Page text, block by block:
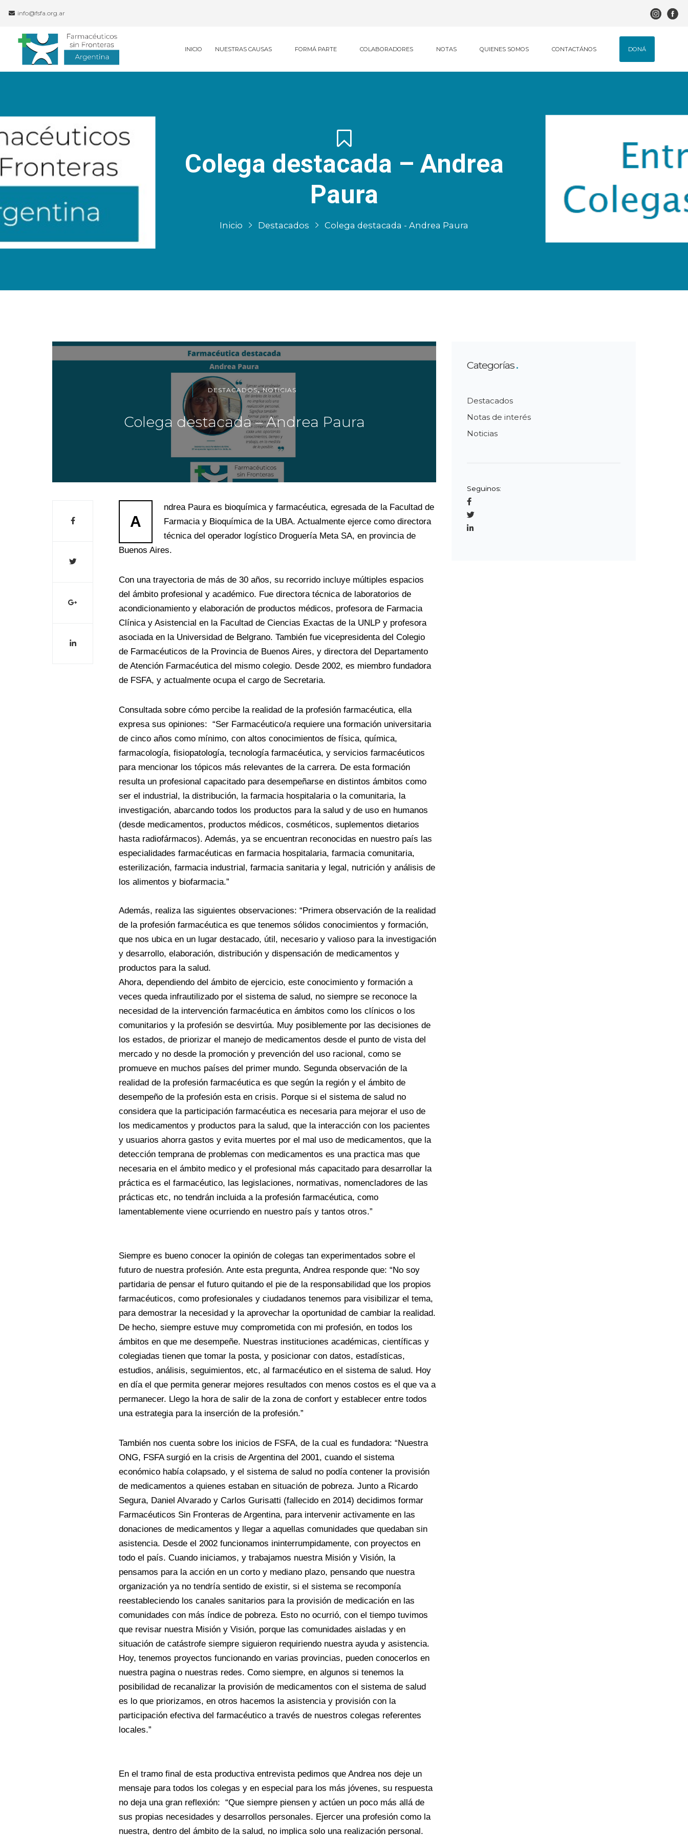
info@fsfa.org.ar
INICIO NUESTRAS CAUSAS FORMÁ PARTE COLABORADORES NOTAS QUIENES SOMOS CONTACTÁNOS DONÁ
Colega destacada – Andrea
Paura
Inicio Destacados Colega destacada - Andrea Paura
DESTACADOS,NOTICIAS
Colega destacada – Andrea Paura
A
ndrea Paura es bioquímica y farmacéutica, egresada de la Facultad de
Farmacia y Bioquímica de la UBA. Actualmente ejerce como directora
técnica del operador logístico Droguería Meta SA, en provincia de
Buenos Aires.
Con una trayectoria de más de 30 años, su recorrido incluye múltiples espacios
del ámbito profesional y académico. Fue directora técnica de laboratorios de
acondicionamiento y elaboración de productos médicos, profesora de Farmacia
Clínica y Asistencial en la Facultad de Ciencias Exactas de la UNLP y profesora
asociada en la Universidad de Belgrano. También fue vicepresidenta del Colegio
de Farmacéuticos de la Provincia de Buenos Aires, y directora del Departamento
de Atención Farmacéutica del mismo colegio. Desde 2002, es miembro fundadora
de FSFA, y actualmente ocupa el cargo de Secretaria.
Consultada sobre cómo percibe la realidad de la profesión farmacéutica, ella
expresa sus opiniones: “Ser Farmacéutico/a requiere una formación universitaria
de cinco años como mínimo, con altos conocimientos de física, química,
farmacología, fisiopatología, tecnología farmacéutica, y servicios farmacéuticos
para mencionar los tópicos más relevantes de la carrera. De esta formación
resulta un profesional capacitado para desempeñarse en distintos ámbitos como
ser el industrial, la distribución, la farmacia hospitalaria o la comunitaria, la
investigación, abarcando todos los productos para la salud y de uso en humanos
(desde medicamentos, productos médicos, cosméticos, suplementos dietarios
hasta radiofármacos). Además, ya se encuentran reconocidas en nuestro país las
especialidades farmacéuticas en farmacia hospitalaria, farmacia comunitaria,
esterilización, farmacia industrial, farmacia sanitaria y legal, nutrición y análisis de
los alimentos y biofarmacia.”
Además, realiza las siguientes observaciones: “Primera observación de la realidad
de la profesión farmacéutica es que tenemos sólidos conocimientos y formación,
que nos ubica en un lugar destacado, útil, necesario y valioso para la investigación
y desarrollo, elaboración, distribución y dispensación de medicamentos y
productos para la salud.
Ahora, dependiendo del ámbito de ejercicio, este conocimiento y formación a
veces queda infrautilizado por el sistema de salud, no siempre se reconoce la
necesidad de la intervención farmacéutica en ámbitos como los clínicos o los
comunitarios y la profesión se desvirtúa. Muy posiblemente por las decisiones de
los estados, de priorizar el manejo de medicamentos desde el punto de vista del
mercado y no desde la promoción y prevención del uso racional, como se
promueve en muchos países del primer mundo. Segunda observación de la
realidad de la profesión farmacéutica es que según la región y el ámbito de
desempeño de la profesión esta en crisis. Porque si el sistema de salud no
considera que la participación farmacéutica es necesaria para mejorar el uso de
los medicamentos y productos para la salud, que la interacción con los pacientes
y usuarios ahorra gastos y evita muertes por el mal uso de medicamentos, que la
detección temprana de problemas con medicamentos es una practica mas que
necesaria en el ámbito medico y el profesional más capacitado para desarrollar la
práctica es el farmacéutico, las legislaciones, normativas, nomencladores de las
prácticas etc, no tendrán incluida a la profesión farmacéutica, como
lamentablemente viene ocurriendo en nuestro país y tantos otros.”
Siempre es bueno conocer la opinión de colegas tan experimentados sobre el
futuro de nuestra profesión. Ante esta pregunta, Andrea responde que: “No soy
partidaria de pensar el futuro quitando el pie de la responsabilidad que los propios
farmacéuticos, como profesionales y ciudadanos tenemos para visibilizar el tema,
para demostrar la necesidad y la aprovechar la oportunidad de cambiar la realidad.
De hecho, siempre estuve muy comprometida con mi profesión, en todos los
ámbitos en que me desempeñe. Nuestras instituciones académicas, científicas y
colegiadas tienen que tomar la posta, y posicionar con datos, estadísticas,
estudios, análisis, seguimientos, etc, al farmacéutico en el sistema de salud. Hoy
en día el que permita generar mejores resultados con menos costos es el que va a
permanecer. Llego la hora de salir de la zona de confort y establecer entre todos
una estrategia para la inserción de la profesión.”
También nos cuenta sobre los inicios de FSFA, de la cual es fundadora: “Nuestra
ONG, FSFA surgió en la crisis de Argentina del 2001, cuando el sistema
económico había colapsado, y el sistema de salud no podía contener la provisión
de medicamentos a quienes estaban en situación de pobreza. Junto a Ricardo
Segura, Daniel Alvarado y Carlos Gurisatti (fallecido en 2014) decidimos formar
Farmacéuticos Sin Fronteras de Argentina, para intervenir activamente en las
donaciones de medicamentos y llegar a aquellas comunidades que quedaban sin
asistencia. Desde el 2002 funcionamos ininterrumpidamente, con proyectos en
todo el país. Cuando iniciamos, y trabajamos nuestra Misión y Visión, la
pensamos para la acción en un corto y mediano plazo, pensando que nuestra
organización ya no tendría sentido de existir, si el sistema se recomponía
reestableciendo los canales sanitarios para la provisión de medicación en las
comunidades con más índice de pobreza. Esto no ocurrió, con el tiempo tuvimos
que revisar nuestra Misión y Visión, porque las comunidades aisladas y en
situación de catástrofe siempre siguieron requiriendo nuestra ayuda y asistencia.
Hoy, tenemos proyectos funcionando en varias provincias, pueden conocerlos en
nuestra pagina o nuestras redes. Como siempre, en algunos si tenemos la
posibilidad de recanalizar la provisión de medicamentos con el sistema de salud
es lo que priorizamos, en otros hacemos la asistencia y provisión con la
participación efectiva del farmacéutico a través de nuestros colegas referentes
locales.”
En el tramo final de esta productiva entrevista pedimos que Andrea nos deje un
mensaje para todos los colegas y en especial para los más jóvenes, su respuesta
no deja una gran reflexión: “Que siempre piensen y actúen un poco más allá de
sus propias necesidades y desarrollos personales. Ejercer una profesión como la
nuestra, dentro del ámbito de la salud, no implica solo una realización personal.
Categorías
Destacados
Notas de interés
Noticias
Seguinos: